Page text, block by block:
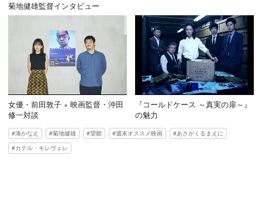
菊地健雄監督インタビュー
女優・前田敦子 × 映画監督・沖田
修一対談
『コールドケース ～真実の扉～』
の魅力
湊かなえ 菊地健雄 望郷 週末オススメ映画
あさがくるまえに
カテル・キレヴェレ